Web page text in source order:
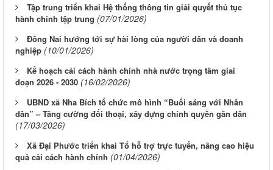
Tập trung triển khai Hệ thống thông tin giải quyết thủ tục
hành chính tập trung (07/01/2026)
Đồng Nai hướng tới sự hài lòng của người dân và doanh
nghiệp (10/01/2026)
Kế hoạch cải cách hành chính nhà nước trọng tâm giai
đoạn 2026 - 2030 (16/02/2026)
UBND xã Nha Bích tổ chức mô hình “Buổi sáng với Nhân
dân” – Tăng cường đối thoại, xây dựng chính quyền gần dân
(17/03/2026)
Xã Đại Phước triển khai Tổ hỗ trợ trực tuyến, nâng cao hiệu
quả cải cách hành chính (01/04/2026)